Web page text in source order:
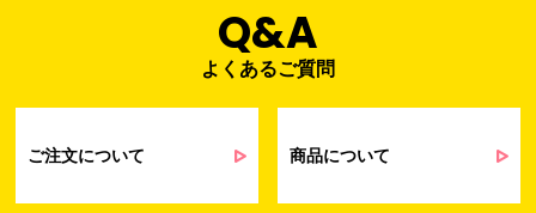
個人情報の利用目的
当社通信販売における受発注業務のため
るアンケート等の収集・分析・統計のため
せ業務に関するお取引先様との業務連絡や
Q&A
よくあるご質問
ご注文について 商品について